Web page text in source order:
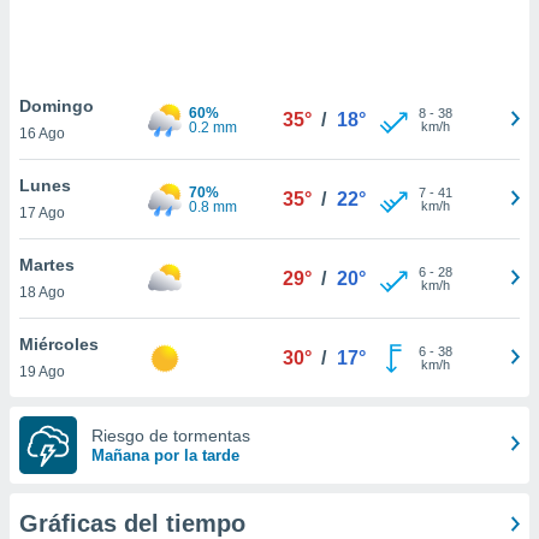
únicos
similares
como
IP
de
traten tus
en
a lo que
Para
Domingo
16 Ago
60%
0.2 mm
35° / 18° 8- 38
km/h
Lunes
17 Ago
70%
0.8 mm
35° / 22° 7- 41
km/h
Martes
18 Ago
29° / 20° 6- 28
km/h
Miércoles
19 Ago
30° / 17° 6- 38
km/h
Riesgo de tormentas
Mañana por la tarde
Gráficas del tiempo